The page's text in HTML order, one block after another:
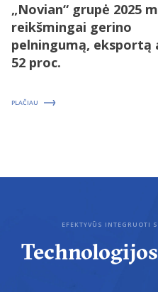
„Novian“ grupė 2025
reikšmingai gerino
pelningumą, eksportą
52 proc.
PLAČIAU
EFEKTYVŪS INTEGRUOTI